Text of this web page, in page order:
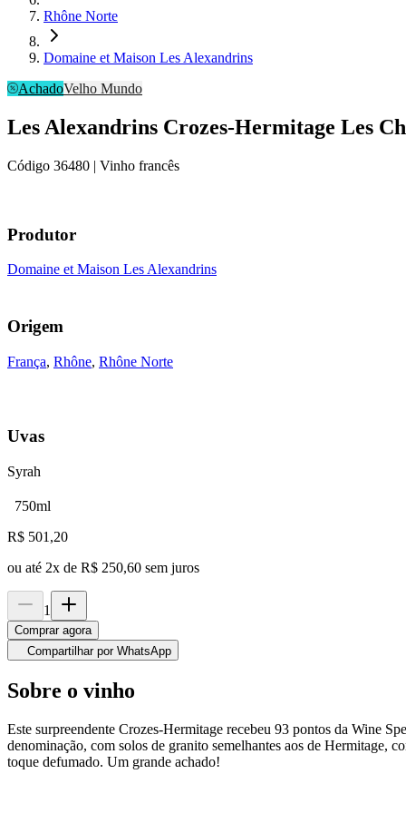
Rhône Norte
Domaine et Maison Les Alexandrins
AchadoVelho Mundo
Les Alexandrins Crozes-Hermitage Les
Código 36480 | Vinho francês
Produtor
Domaine et Maison Les Alexandrins
Origem
França, Rhône, Rhône Norte
Uvas
Syrah
750ml
R$ 501,20
ou até 2x de R$ 250,60 sem juros
1
Comprar agora
Compartilhar por WhatsApp
Sobre o vinho
Este surpreendente Crozes-Hermitage recebeu 93 pontos da Wine
denominação, com solos de granito semelhantes aos de Hermitage,
toque defumado. Um grande achado!